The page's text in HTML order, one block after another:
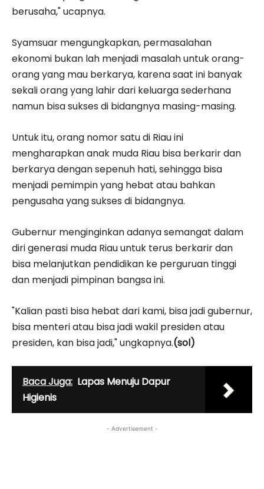
berusaha," ucapnya.
Syamsuar mengungkapkan, permasalahan
ekonomi bukan lah menjadi masalah untuk orang-
orang yang mau berkarya, karena saat ini banyak
sekali orang yang lahir dari keluarga sederhana
namun bisa sukses di bidangnya masing-masing.
Untuk itu, orang nomor satu di Riau ini
mengharapkan anak muda Riau bisa berkarir dan
berkarya dengan sepenuh hati, sehingga bisa
menjadi pemimpin yang hebat atau bahkan
pengusaha yang sukses di bidangnya.
Gubernur menginginkan adanya semangat dalam
diri generasi muda Riau untuk terus berkarir dan
bisa melanjutkan pendidikan ke perguruan tinggi
dan menjadi pimpinan bangsa ini.
"Kalian pasti bisa hebat dari kami, bisa jadi gubernur,
bisa menteri atau bisa jadi wakil presiden atau
presiden, kan bisa jadi," ungkapnya.(sol)
Baca Juga: Lapas Menuju Dapur
Higienis
- Advertisement -